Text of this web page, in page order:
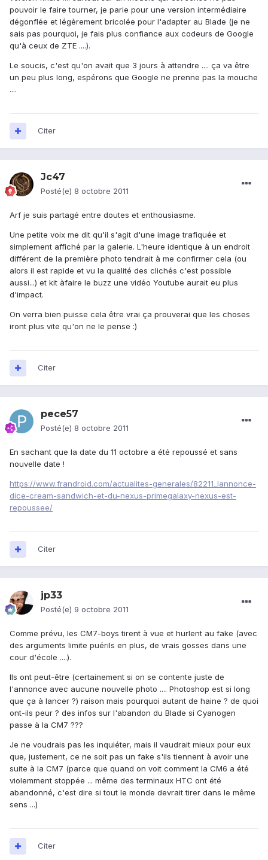
pouvoir le faire tourner, je parie pour une version intermédiaire
dégonflée et légèrement bricolée pour l'adapter au Blade (je ne
sais pas pourquoi, je fais plus confiance aux codeurs de Google
qu'à ceux de ZTE ....).
Le soucis, c'est qu'on avait que 3 jours à attendre .... ça va être
un peu plus long, espérons que Google ne prenne pas la mouche
....
Citer
Jc47
Posté(e) 8 octobre 2011
Arf je suis partagé entre doutes et enthousiasme.
Une petite voix me dit qu'il s'agit d'une image trafiquée et
simplement affiché par la galerie. L'heure identique à un endroit
différent de la première photo tendrait à me confirmer cela (ou
alors il est rapide et vu la qualité des clichés c'est possible
aussi...) et kit àfaire le buzz une vidéo Youtube aurait eu plus
d'impact.
On verra bien puisse cela être vrai ça prouverai que les choses
iront plus vite qu'on ne le pense :)
Citer
pece57
Posté(e) 8 octobre 2011
En sachant que la date du 11 octobre a été repoussé et sans
nouvelle date !
https://www.frandroid.com/actualites-generales/82211_lannonce-
dice-cream-sandwich-et-du-nexus-primegalaxy-nexus-est-
repoussee/
Citer
jp33
Posté(e) 9 octobre 2011
Comme prévu, les CM7-boys tirent à vue et hurlent au fake (avec
des arguments limite puérils en plus, de vrais gosses dans une
cour d'école ....).
Ils ont peut-être (certainement si on se contente juste de
l'annonce avec aucune nouvelle photo .... Photoshop est si long
que ça à lancer ?) raison mais pourquoi autant de haine ? de quoi
ont-ils peur ? des infos sur l'abandon du Blade si Cyanogen
passe à la CM7 ???
Je ne voudrais pas les inquiéter, mais il vaudrait mieux pour eux
que, justement, ce ne soit pas un fake s'ils tiennent à avoir une
suite à la CM7 (parce que quand on voit comment la CM6 a été
violemment stoppée ... même des terminaux HTC ont été
abandonné, c'est dire si tout le monde devrait tirer dans le même
sens ...)
Citer